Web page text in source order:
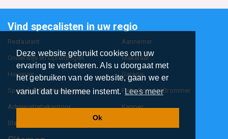
Deze website gebruikt cookies om uw
ervaring te verbeteren. Als u doorgaat met
het gebruiken van de website, gaan we er
vanuit dat u hiermee instemt.Lees meer
Ok
Vind specalisten in uw regio
Restaurant Aannemer
Onderwijs en Opleidingen Makelaar
Hovenier Garage
Sportclub Sportvereniging Fiets Scooter Brommer
Administratiekantoor Kapper
Blader door alle 1114 categorieën